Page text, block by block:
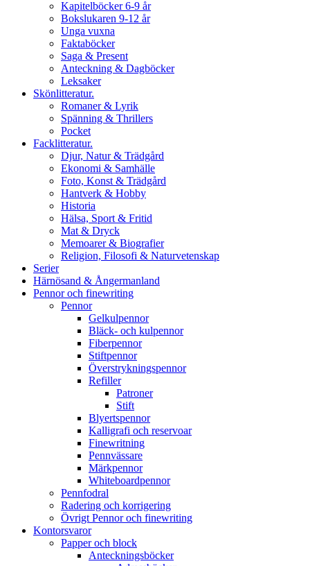
Kapitelböcker 6-9 år
Bokslukaren 9-12 år
Unga vuxna
Faktaböcker
Saga & Present
Anteckning & Dagböcker
Leksaker
Skönlitteratur.
Romaner & Lyrik
Spänning & Thrillers
Pocket
Facklitteratur.
Djur, Natur & Trädgård
Ekonomi & Samhälle
Foto, Konst & Trädgård
Hantverk & Hobby
Historia
Hälsa, Sport & Fritid
Mat & Dryck
Memoarer & Biografier
Religion, Filosofi & Naturvetenskap
Serier
Härnösand & Ångermanland
Pennor och finewriting
Pennor
Gelkulpennor
Bläck- och kulpennor
Fiberpennor
Stiftpennor
Överstrykningspennor
Refiller
Patroner
Stift
Blyertspennor
Kalligrafi och reservoar
Finewritning
Pennvässare
Märkpennor
Whiteboardpennor
Pennfodral
Radering och korrigering
Övrigt Pennor och finewriting
Kontorsvaror
Papper och block
Anteckningsböcker